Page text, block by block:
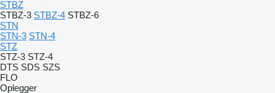
STBZ
STBZ-3 STBZ-4 STBZ-6
STN
STN-3 STN-4
STZ
STZ-3 STZ-4
DTS SDS SZS
FLO
Oplegger